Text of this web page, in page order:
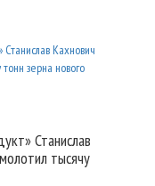
Станислав
тысячу